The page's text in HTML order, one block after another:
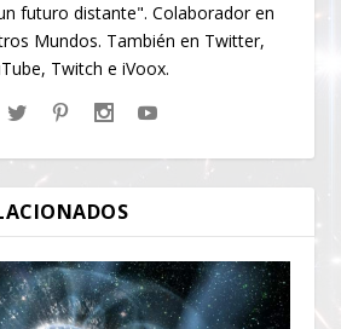
futuro distante". Colaborador en
Mundos. También en Twitter,
Twitch e iVoox.